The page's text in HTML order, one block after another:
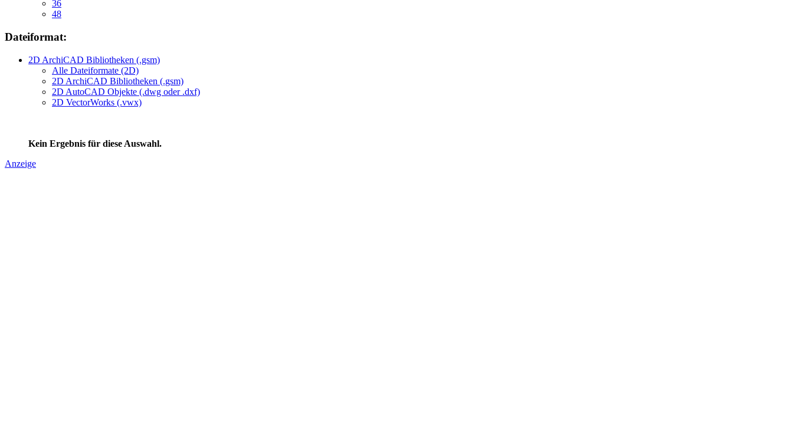
36
48
Dateiformat:
2D ArchiCAD Bibliotheken (.gsm)
Alle Dateiformate (2D)
2D ArchiCAD Bibliotheken (.gsm)
2D AutoCAD Objekte (.dwg oder .dxf)
2D VectorWorks (.vwx)
Kein Ergebnis für diese Auswahl.
Anzeige